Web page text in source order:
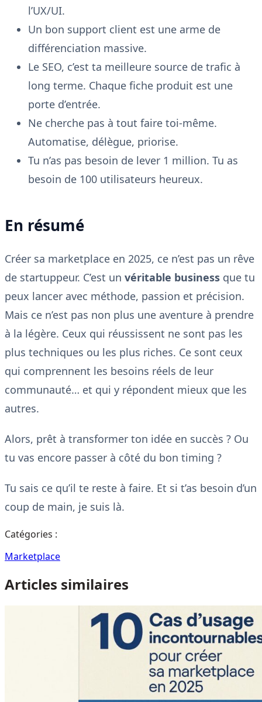
l’UX/UI.
Un bon support client est une arme de
différenciation massive.
Le SEO, c’est ta meilleure source de trafic à
long terme. Chaque fiche produit est une
porte d’entrée.
Ne cherche pas à tout faire toi-même.
Automatise, délègue, priorise.
Tu n’as pas besoin de lever 1 million. Tu as
besoin de 100 utilisateurs heureux.
En résumé
Créer sa marketplace en 2025, ce n’est pas un rêve
de startuppeur. C’est un véritable business que tu
peux lancer avec méthode, passion et précision.
Mais ce n’est pas non plus une aventure à prendre
à la légère. Ceux qui réussissent ne sont pas les
plus techniques ou les plus riches. Ce sont ceux
qui comprennent les besoins réels de leur
communauté… et qui y répondent mieux que les
autres.
Alors, prêt à transformer ton idée en succès ? Ou
tu vas encore passer à côté du bon timing ?
Tu sais ce qu’il te reste à faire. Et si t’as besoin d’un
coup de main, je suis là.
Catégories :
Marketplace
Articles similaires